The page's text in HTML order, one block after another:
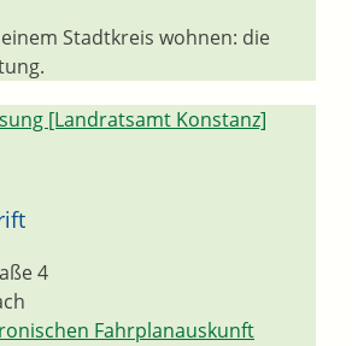
Stadtkreis wohnen: die
[Landratsamt Konstanz]
4
Fahrplanauskunft